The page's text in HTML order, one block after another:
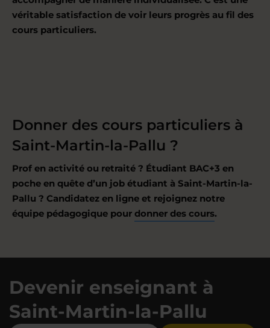
véritable satisfaction de voir leurs progrès au fil des
cours particuliers.
Donner des cours particuliers à
Saint-Martin-la-Pallu ?
Prof en activité ou retraité ? Étudiant BAC+3 en
poche en quête d’un job étudiant à Saint-Martin-la-
Pallu ? Candidatez en ligne et rejoignez notre
équipe pédagogique pour donner des cours.
Devenir enseignant à
Saint-Martin-la-Pallu